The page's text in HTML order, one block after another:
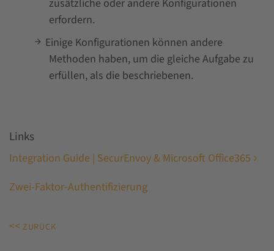
zusätzliche oder andere Konfigurationen
erfordern.
Einige Konfigurationen können andere
Methoden haben, um die gleiche Aufgabe zu
erfüllen, als die beschriebenen.
Links
Integration Guide | SecurEnvoy & Microsoft Office365
Zwei-Faktor-Authentifizierung
<< ZURÜCK